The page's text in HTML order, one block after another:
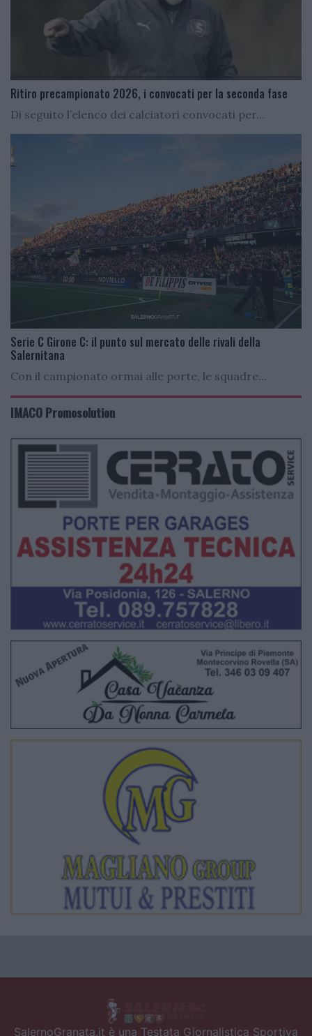
Ritiro precampionato 2026, i convocati per la seconda fase
Di seguito l’elenco dei calciatori convocati per...
Serie C Girone C: il punto sul mercato delle rivali della
Salernitana
Con il campionato ormai alle porte, le squadre...
IMACO Promosolution
SalernoGranata.it è una Testata Giornalistica Sportiva